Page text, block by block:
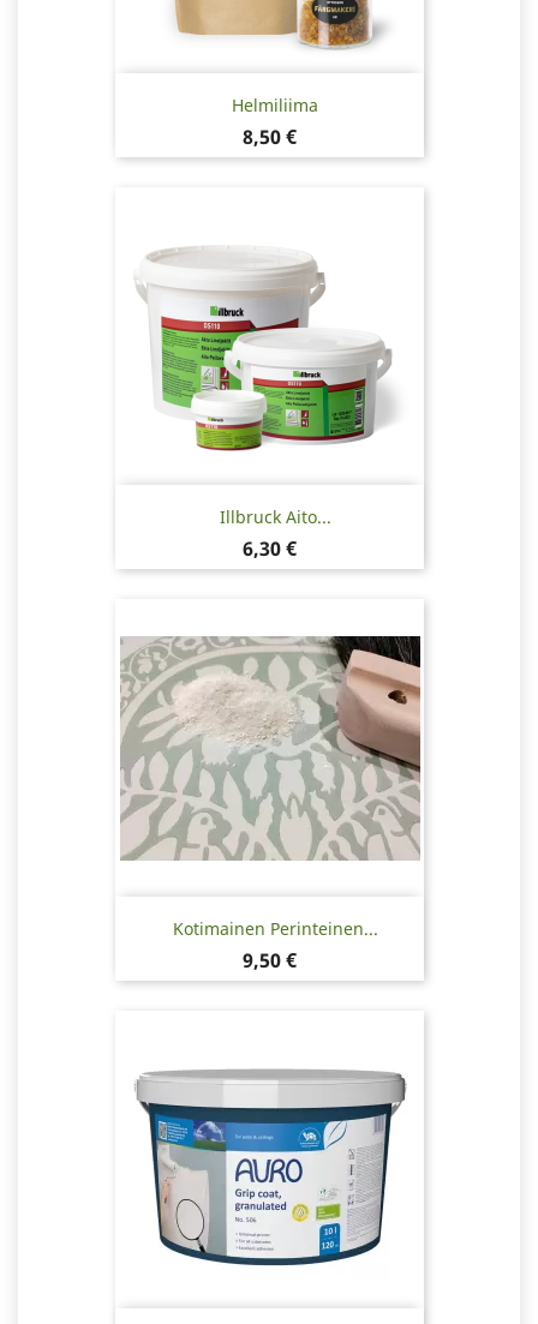
Helmiliima
Hinta
8,50 €
Illbruck Aito...
Hinta
6,30 €
Kotimainen Perinteinen...
Hinta
9,50 €